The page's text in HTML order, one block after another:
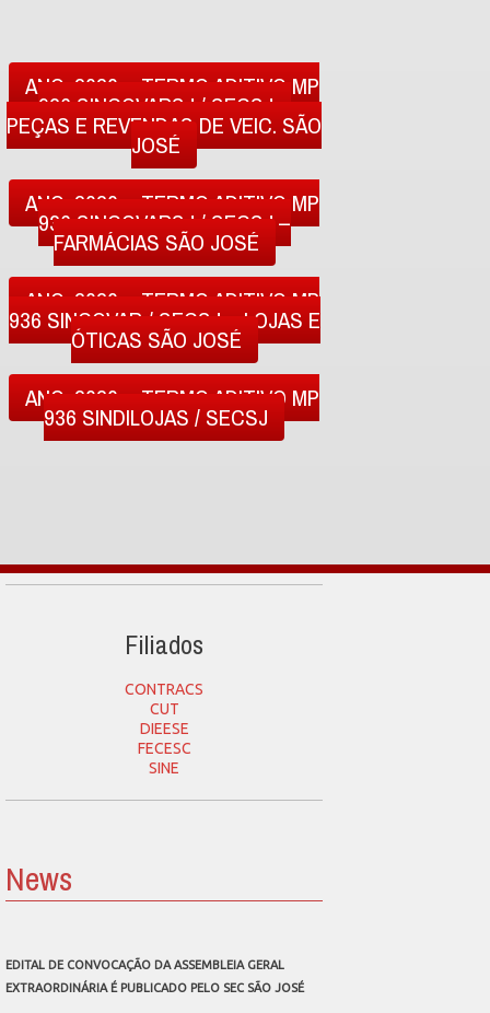
ANO: 2020 – TERMO ADITIVO MP
936 SINCOVARSJ / SECSJ –
PEÇAS E REVENDAS DE VEIC. SÃO
JOSÉ
ANO: 2020 – TERMO ADITIVO MP
936 SINCOVARSJ / SECSJ –
FARMÁCIAS SÃO JOSÉ
ANO: 2020 – TERMO ADITIVO MP
936 SINCOVAR / SECSJ – LOJAS E
ÓTICAS SÃO JOSÉ
ANO: 2020 – TERMO ADITIVO MP
936 SINDILOJAS / SECSJ
Filiados
CONTRACS
CUT
DIEESE
FECESC
SINE
News
EDITAL DE CONVOCAÇÃO DA ASSEMBLEIA GERAL
EXTRAORDINÁRIA É PUBLICADO PELO SEC SÃO JOSÉ